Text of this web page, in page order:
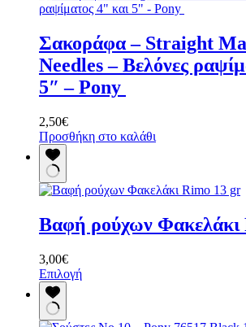
Σακοράφα – Straight
Needles – Βελόνες
5″ – Pony
2,50€
Προσθήκη στο καλάθι
Βαφή ρούχων Φακελάκι
3,00€
ΕπιλογήΑυτό